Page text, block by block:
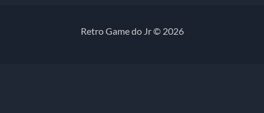
Retro Game do Jr © 2026